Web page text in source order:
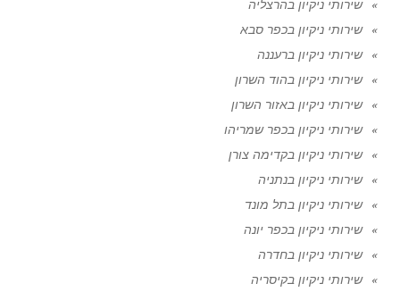
שירותי ניקיון בהרצליה
שירותי ניקיון בכפר סבא
שירותי ניקיון ברעננה
שירותי ניקיון בהוד השרון
שירותי ניקיון באזור השרון
שירותי ניקיון בכפר שמריהו
שירותי ניקיון בקדימה צורן
שירותי ניקיון בנתניה
שירותי ניקיון בתל מונד
שירותי ניקיון בכפר יונה
שירותי ניקיון בחדרה
שירותי ניקיון בקיסריה